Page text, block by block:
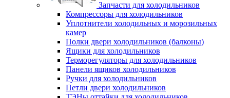
Запчасти для холодильников
Компрессоры для холодильников
Уплотнители холодильных и морозильных
камер
Полки двери холодильников (балконы)
Ящики для холодильников
Терморегуляторы для холодильников
Панели ящиков холодильников
Ручки для холодильников
Петли двери холодильников